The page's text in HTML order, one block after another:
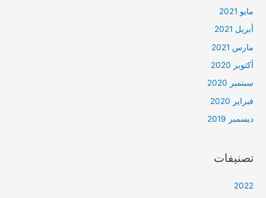
مايو 2021
أبريل 2021
مارس 2021
أكتوبر 2020
سبتمبر 2020
فبراير 2020
ديسمبر 2019
تصنيفات
2022